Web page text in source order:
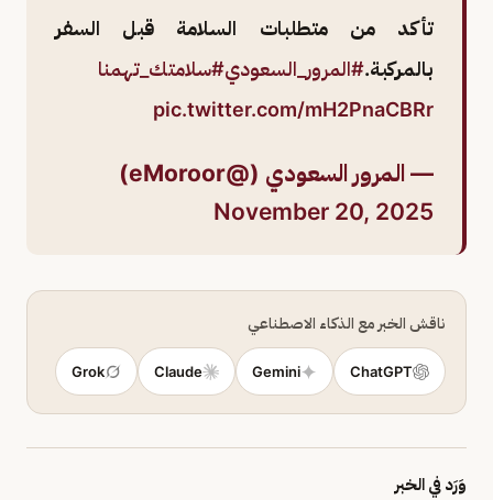
تأكد من متطلبات السلامة قبل السفر
بالمركبة.#المرور_السعودي#سلامتك_تهمنا
pic.twitter.com/mH2PnaCBRr
— المرور السعودي (@eMoroor)
November 20, 2025
ناقش الخبر مع الذكاء الاصطناعي
ChatGPT
Gemini
Claude
Grok
وَرَد في الخبر